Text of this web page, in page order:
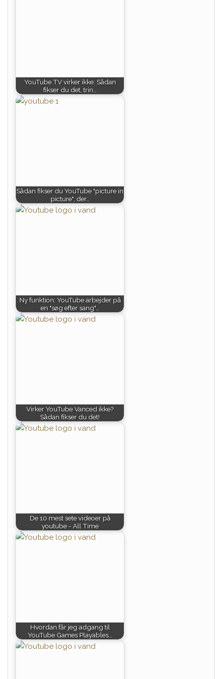
YouTube TV virker ikke: Sådan
fikser du det, trin…
Sådan fikser du YouTube "picture in
picture", der…
Ny funktion: YouTube arbejder på
en "søg efter sang"…
Virker YouTube Vanced ikke?
Sådan fikser du det!
De 10 mest sete videoer på
youtube - All Time
Hvordan får jeg adgang til
YouTube Games Playables…